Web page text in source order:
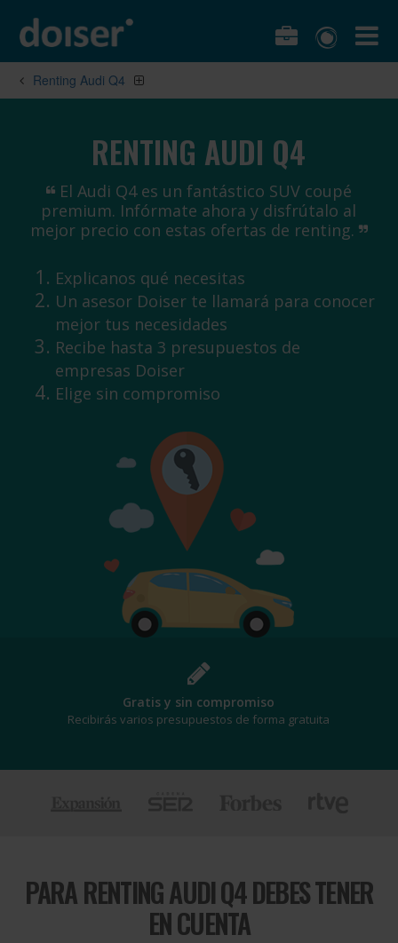
Renting Audi Q4
RENTING AUDI Q4
El Audi Q4 es un fantástico SUV coupé
premium. Infórmate ahora y disfrútalo al
mejor precio con estas ofertas de renting.
Explicanos qué necesitas
Un asesor Doiser te llamará para conocer
mejor tus necesidades
Recibe hasta 3 presupuestos de
empresas Doiser
Elige sin compromiso
Gratis y sin compromiso
Recibirás varios presupuestos de forma gratuita
PARARENTING AUDI Q4 DEBES TENER
EN CUENTA